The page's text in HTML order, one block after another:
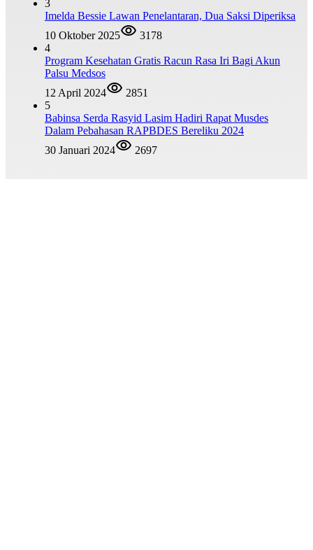
3
Imelda Bessie Lawan Penelantaran, Dua Saksi Diperiksa
10 Oktober 2025
3178
4
Program Kesehatan Gratis Racun Rasa Iri Bagi Akun
Palsu Medsos
12 April 2024
2851
5
Babinsa Serda Rasyid Lasim Hadiri Rapat Musdes
Dalam Pebahasan RAPBDES Bereliku 2024
30 Januari 2024
2697